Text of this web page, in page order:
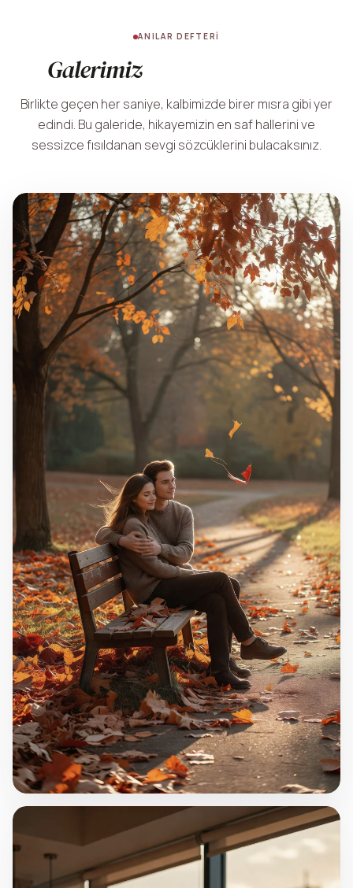
ANILAR DEFTERI
Galerimiz
Birlikte geçen her saniye, kalbimizde birer mısra gibi yer
edindi. Bu galeride, hikayemizin en saf hallerini ve
sessizce fısıldanan sevgi sözcüklerini bulacaksınız.